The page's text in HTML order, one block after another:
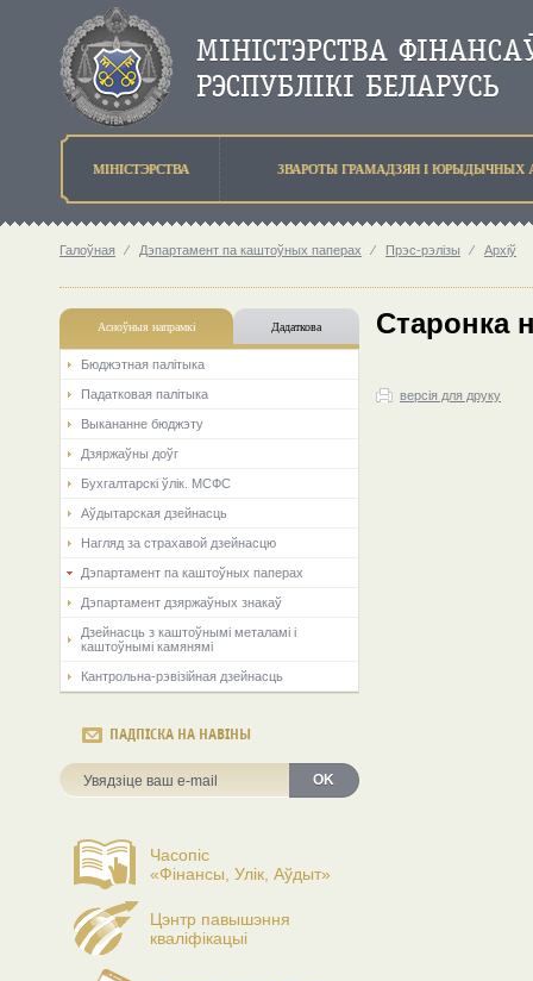
МIНIСТЭРСТВА ЗВАРОТЫ ГРАМАДЗЯН I ЮРЫДЫЧНЫХ
Галоўная ⁄ Дэпартамент па каштоўных паперах ⁄ Прэс-рэлізы ⁄ Архіў
Асноўныя напрамкi Дадаткова
Бюджэтная палiтыка
Падатковая палітыка
Выкананне бюджэту
Дзяржаўны доўг
Бухгалтарскі ўлік. МСФС
Аўдытарская дзейнасць
Нагляд за страхавой дзейнасцю
Дэпартамент па каштоўных паперах
Дэпартамент дзяржаўных знакаў
Дзейнасць з каштоўнымі металамі і
каштоўнымі камянямі
Кантрольна-рэвізійная дзейнасць
ПАДПІСКА НА НАВІНЫ
OK
Часопіс
«Фінансы, Улік, Аўдыт»
Цэнтр павышэння
кваліфікацыі
Старонка
версія для друку